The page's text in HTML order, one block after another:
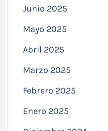
Junio 2025
Mayo 2025
Abril 2025
Marzo 2025
Febrero 2025
Enero 2025